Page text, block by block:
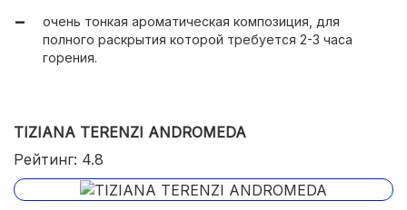
стильный дизайн;
возможность приобретения миниатюрной версии для
очень тонкая ароматическая композиция, для
полного раскрытия которой требуется 2-3 часа
горения.
TIZIANA TERENZI ANDROMEDA
Рейтинг: 4.8